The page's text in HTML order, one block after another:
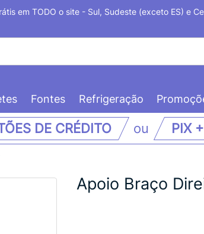
em TODO o site - Sul, Sudeste (exceto ES) e
Fontes Refrigeração
DE CRÉDITO ou PIX
Apoio Braço